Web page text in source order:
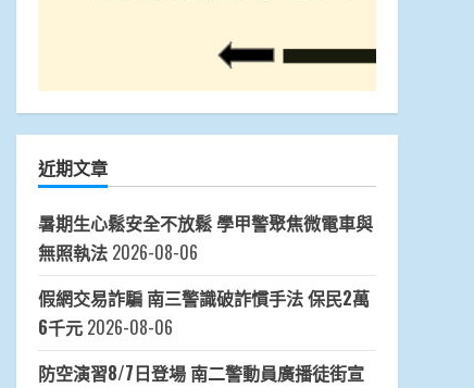
近期文章
暑期生心鬆安全不放鬆 學甲警聚焦微電車與
無照執法 2026-08-06
假網交易詐騙 南三警識破詐慣手法 保民2萬
6千元 2026-08-06
防空演習8/7日登場 南二警動員廣播徒街宣